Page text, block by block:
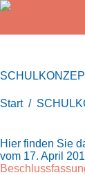
Zum
Start /
Hier finden Sie
vom 17. April